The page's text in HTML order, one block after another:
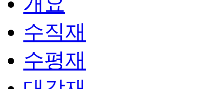
수직재
수평재